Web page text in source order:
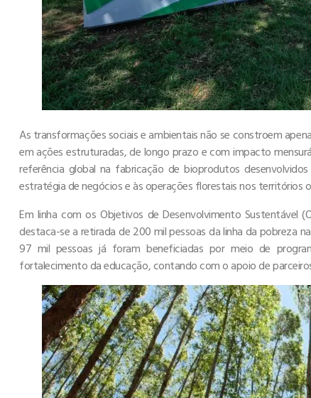
As transformações sociais e ambientais não se constroem
em ações estruturadas, de longo prazo e com impacto
referência global na fabricação de bioprodutos
estratégia de negócios e às operações florestais nos territórios
Em linha com os Objetivos de Desenvolvimento Sustentável
destaca-se a retirada de 200 mil pessoas da linha da pobreza
97 mil pessoas já foram beneficiadas por meio de
fortalecimento da educação, contando com o apoio de